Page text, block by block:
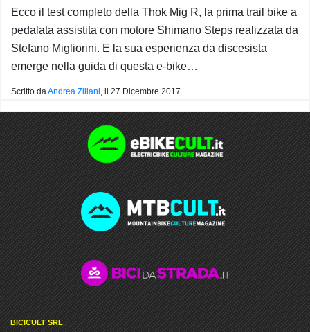
Ecco il test completo della Thok Mig R, la prima trail bike a
pedalata assistita con motore Shimano Steps realizzata da
Stefano Migliorini. E la sua esperienza da discesista
emerge nella guida di questa e-bike…
Scritto daAndrea Ziliani, il 27 Dicembre 2017
BICICULT SRL